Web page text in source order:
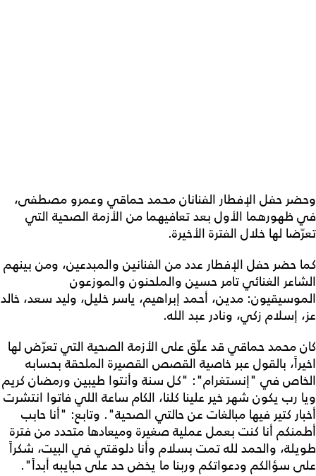
وحضر حفل الإفطار الفنانان محمد حماقي وعمرو مصطفى،
في ظهورهما الأول بعد تعافيهما من الأزمة الصحية التي
تعرّضا لها خلال الفترة الأخيرة.
كما حضر حفل الإفطار عدد من الفنانين والمبدعين، ومن بينهم
الشاعر الغنائي تامر حسين والملحنون والموزعون
الموسيقيون: مدين، أحمد إبراهيم، ياسر خليل، وليد سعد، خالد
عز، إسلام زكي، ونادر عبد الله.
كان محمد حماقي قد علّق على الأزمة الصحية التي تعرّض لها
اخيراً، بالقول عبر خاصية القصص القصيرة الملحقة بحسابه
الخاص في "إنستغرام": "كل سنة وأنتوا طيبين ورمضان كريم
ويا رب يكون شهر خير علينا كلنا، الكام ساعة اللي فاتوا انتشرت
أخبار كتير فيها مبالغات عن حالتي الصحية". وتابع: "أنا حابب
أطمنكم أنا كنت بعمل عملية صغيرة وميعادها متحدد من فترة
طويلة، والحمد لله تمت بسلام وأنا دلوقتي في البيت، شكراً
على سؤالكم ودعواتكم وربنا ما يخض حد على حبايبه أبداً".